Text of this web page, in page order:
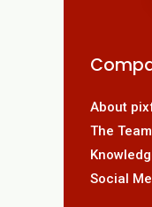
About
The Team
Social